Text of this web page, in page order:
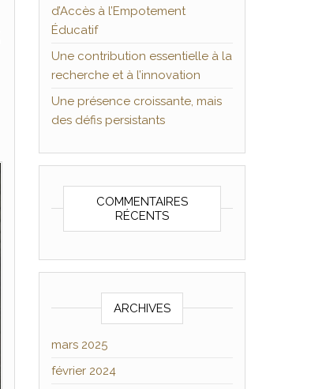
d’Accès à l’Empotement
Éducatif
Une contribution essentielle à la
recherche et à l’innovation
Une présence croissante, mais
des défis persistants
COMMENTAIRES
RÉCENTS
ARCHIVES
mars 2025
février 2024